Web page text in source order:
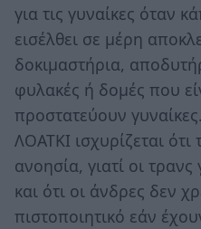
για τις γυναίκες όταν
εισέλθει σε μέρη
δοκιμαστήρια,
φυλακές ή δομές που
προστατεύουν
ΛΟΑΤΚΙ ισχυρίζεται
ανοησία, γιατί οι τρανς
και ότι οι άνδρες δεν
πιστοποιητικό εάν